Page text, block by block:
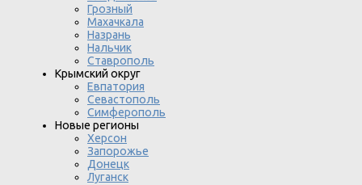
Грозный
Махачкала
Назрань
Нальчик
Ставрополь
Крымский округ
Евпатория
Севастополь
Симферополь
Новые регионы
Херсон
Запорожье
Донецк
Луганск